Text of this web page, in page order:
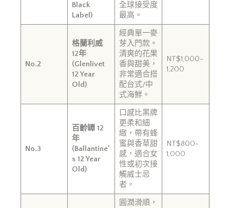
Black
Label)
全球接受度
最高。
No.2
格蘭利威
12年
(Glenlivet
12 Year
Old)
經典單一麥
芽入門款。
清爽的花果
香與甜美，
非常適合搭
配台式/中
式海鮮。
NT$1,000-
1,200
No.3
百齡罈 12
年
(Ballantine’
s 12 Year
Old)
口感比黑牌
更柔和細
緻，帶有蜂
蜜與香草甜
感，適合女
性或初次接
觸威士忌
者。
NT$800-
1,000
圓潤滑順，